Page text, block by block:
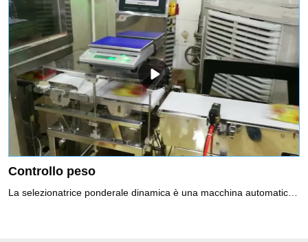
Controllo peso